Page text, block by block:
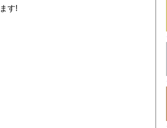
す!